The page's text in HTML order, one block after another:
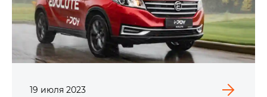
19 июля 2023